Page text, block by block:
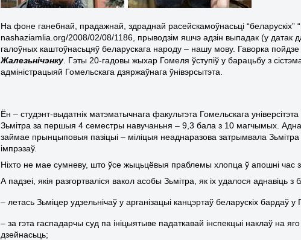
На фоне ганебнай, прадажнай, здраднай расейскамоўнасьці “беларускіх”
nashaziamlia.org/2008/02/08/1186, прыводзім яшчэ адзін выпадак (у датак
галоўных каштоўнасьцяў беларускага народу – нашу мову. Гаворка
Жалезьнічэнку. Гэты 20-гадовы жыхар Гомеля ўступіў у барацьбу з
адміністрацыяй Гомельскага дзяржаўнага ўнівэрсытэта.
Ён – студэнт-выдатнік матэматычнага факультэта Гомельскага
Зьмітра за першыя4 семестры навучаньня – 9,3 бала з 10 магчымых.
займае прынцыповыя пазіцыі – міліцыя неаднаразова затрымвала
імпрэзаў.
Ніхто не мае сумневу, што ўсе жыцьцёвыя праблемы хлопца ў апошні час
А падзеі, якія разгортваліся вакол асобы Зьмітра, як іх удалося
– летась Зьміцер удзельнічаў у арганізацыі канцэртаў беларускіх бардаў у
– за гэта гаспадарчы суд па ініцыятыве падаткавай інспекцыі наклаў на
дзейнасьць;